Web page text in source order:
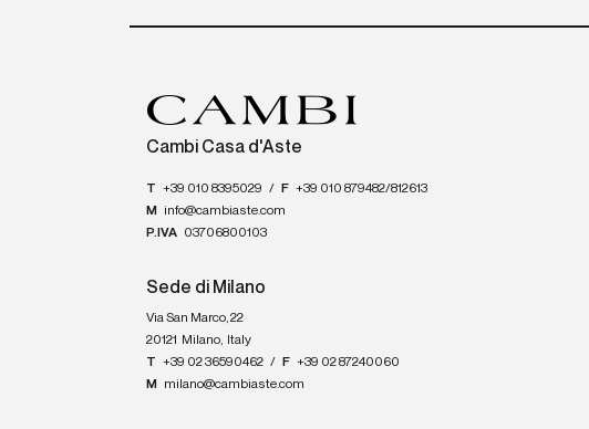
Cambi Casa d'Aste
T +39 010 8395029 / F +39 010 879482/812613
M
info@cambiaste.com
P.IVA 03706800103
Sede di Milano
Via San Marco, 22
20121
Milano, Italy
T +39 02 36590462 / F +39 02 87240060
M
milano@cambiaste.com